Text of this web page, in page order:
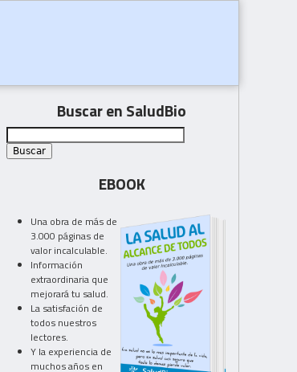
Buscar en SaludBio
EBOOK
Una obra de más de
3.000 páginas de
valor incalculable.
Información
extraordinaria que
mejorará tu salud.
La satisfación de
todos nuestros
lectores.
Y la experiencia de
muchos años en